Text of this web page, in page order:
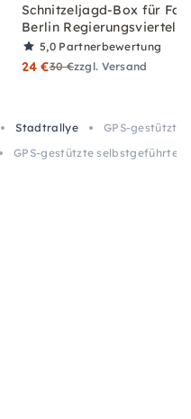
Schnitzeljagd-Box für
Berlin Regierungsviertel
5,0 Partnerbewertung
24 €30 €zzgl. Versand
Stadtrallye
GPS-gestützte
GPS-gestützte selbstgeführte